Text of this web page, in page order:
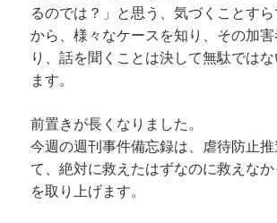
るのでは？」と思う、気づくことす
から、様々なケースを知り、その加
り、話を聞くことは決して無駄では
ます。
前置きが長くなりました。
今週の週刊事件備忘録は、虐待防止
て、絶対に救えたはずなのに救えな
を取り上げます。